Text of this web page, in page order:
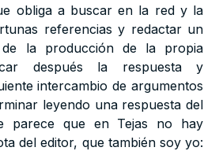
obliga a buscar en la red y la
referencias y redactar un
la producción de la propia
después la respuesta y
intercambio de argumentos
leyendo una respuesta del
parece que en Tejas no hay
del editor, que también soy yo: